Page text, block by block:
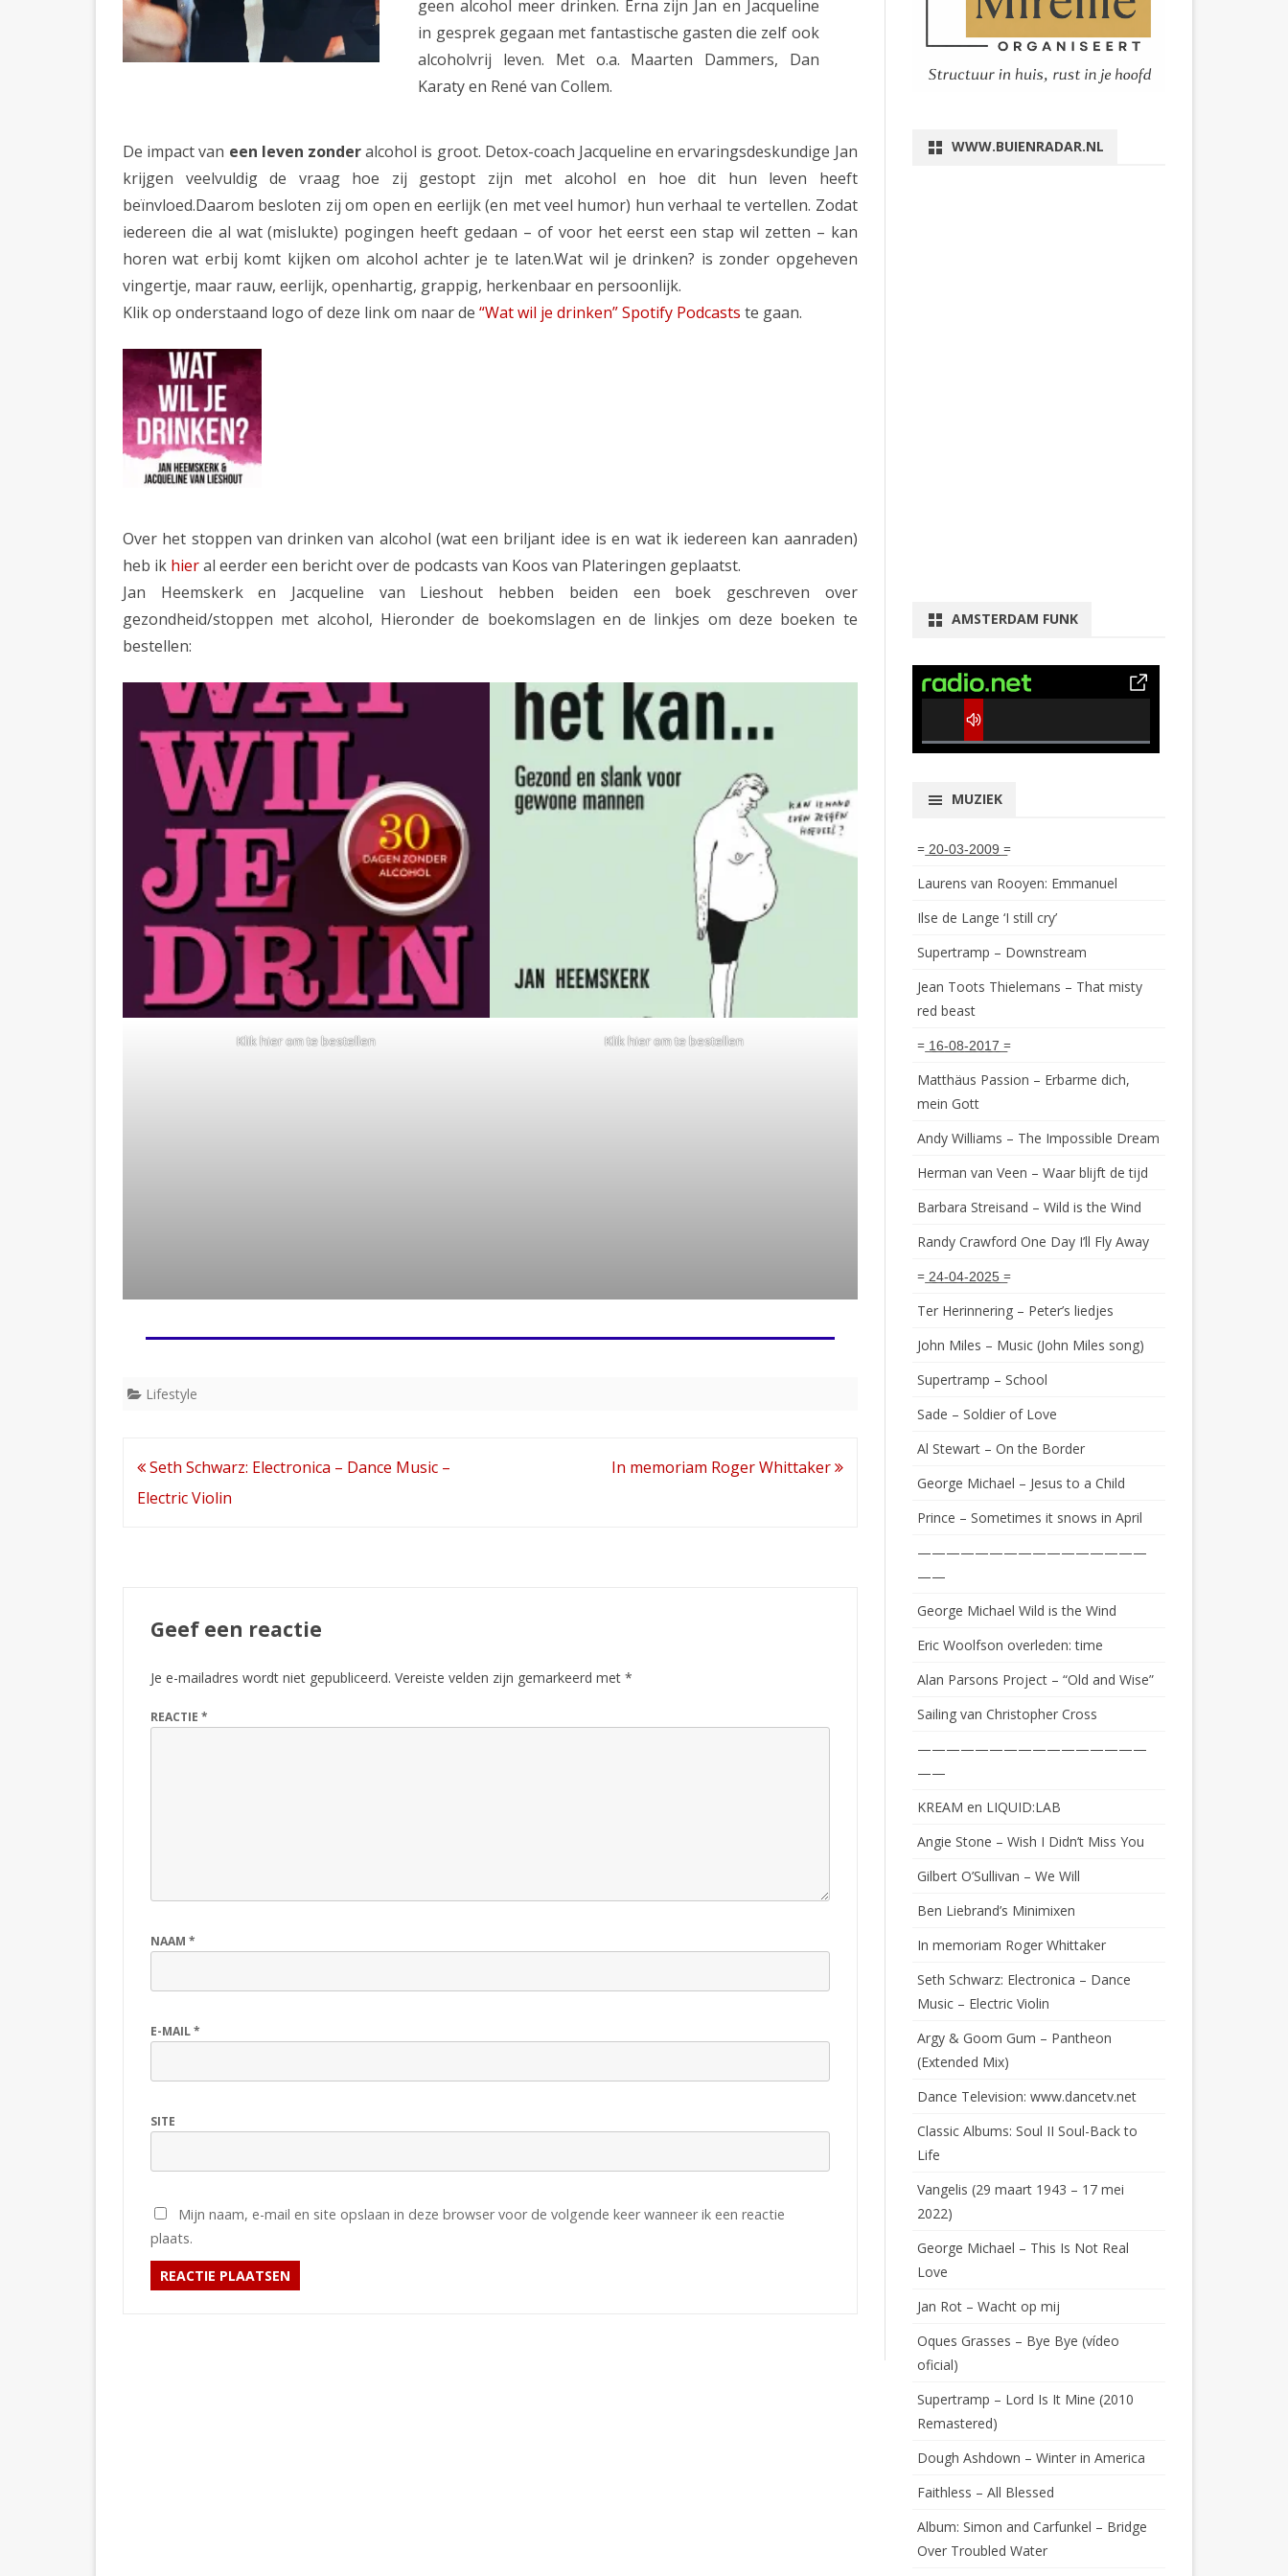
geen alcohol meer drinken. Erna zijn Jan en Jacqueline
in gesprek gegaan met fantastische gasten die zelf ook
alcoholvrij leven. Met o.a. Maarten Dammers, Dan
Karaty en René van Collem.
De impact van een leven zonderalcohol is groot. Detox-coach Jacqueline en ervaringsdeskundige Jan
krijgen veelvuldig de vraag hoe zij gestopt zijn met alcohol en hoe dit hun leven heeft
beïnvloed.Daarom besloten zij om open en eerlijk (en met veel humor) hun verhaal te vertellen. Zodat
iedereen die al wat (mislukte) pogingen heeft gedaan – of voor het eerst een stap wil zetten – kan
horen wat erbij komt kijken om alcohol achter je te laten.Wat wil je drinken? is zonder opgeheven
vingertje, maar rauw, eerlijk, openhartig, grappig, herkenbaar en persoonlijk.
Klik op onderstaand logo of deze link om naar de “Wat wil je drinken” Spotify Podcasts te gaan.
Over het stoppen van drinken van alcohol (wat een briljant idee is en wat ik iedereen kan aanraden)
heb ik hieral eerder een bericht over de podcasts van Koos van Plateringen geplaatst.
Jan Heemskerk en Jacqueline van Lieshout hebben beiden een boek geschreven over
gezondheid/stoppen met alcohol, Hieronder de boekomslagen en de linkjes om deze boeken te
bestellen:
Klik hier om te bestellen Klik hier om te bestellen
Lifestyle
Bericht
navigatie
Seth Schwarz: Electronica – Dance Music –
Electric Violin
In memoriam Roger Whittaker
Geef een reactie
Je e-mailadres wordt niet gepubliceerd. Vereiste velden zijn gemarkeerd met *
REACTIE *
NAAM *
E-MAIL*
SITE
Mijn naam, e-mail en site opslaan in deze browser voor de volgende keer wanneer ik een reactie
plaats.
WWW.BUIENRADAR.NL
AMSTERDAM FUNK
0% Complete
MUZIEK
= ͟2͟0͟-͟0͟3͟-͟2͟0͟0͟9͟ =
Laurens van Rooyen: Emmanuel
Ilse de Lange ‘I still cry’
Supertramp – Downstream
Jean Toots Thielemans – That misty
red beast
= ͟1͟6͟-͟0͟8͟-͟2͟0͟1͟7͟ =
Matthäus Passion – Erbarme dich,
mein Gott
Andy Williams – The Impossible Dream
Herman van Veen – Waar blijft de tijd
Barbara Streisand – Wild is the Wind
Randy Crawford One Day I’ll Fly Away
= ͟2͟4͟-͟0͟4͟-͟2͟0͟2͟5͟ =
Ter Herinnering – Peter’s liedjes
John Miles – Music (John Miles song)
Supertramp – School
Sade – Soldier of Love
Al Stewart – On the Border
George Michael – Jesus to a Child
Prince – Sometimes it snows in April
————————————————
——
George Michael Wild is the Wind
Eric Woolfson overleden: time
Alan Parsons Project – “Old and Wise”
Sailing van Christopher Cross
————————————————
——
KREAM en LIQUID:LAB
Angie Stone – Wish I Didn’t Miss You
Gilbert O’Sullivan – We Will
Ben Liebrand’s Minimixen
In memoriam Roger Whittaker
Seth Schwarz: Electronica – Dance
Music – Electric Violin
Argy & Goom Gum – Pantheon
(Extended Mix)
Dance Television: www.dancetv.net
Classic Albums: Soul II Soul-Back to
Life
Vangelis (29 maart 1943 – 17 mei
2022)
George Michael – This Is Not Real
Love
Jan Rot – Wacht op mij
Oques Grasses – Bye Bye (vídeo
oficial)
Supertramp – Lord Is It Mine (2010
Remastered)
Dough Ashdown – Winter in America
Faithless – All Blessed
Album: Simon and Carfunkel – Bridge
Over Troubled Water